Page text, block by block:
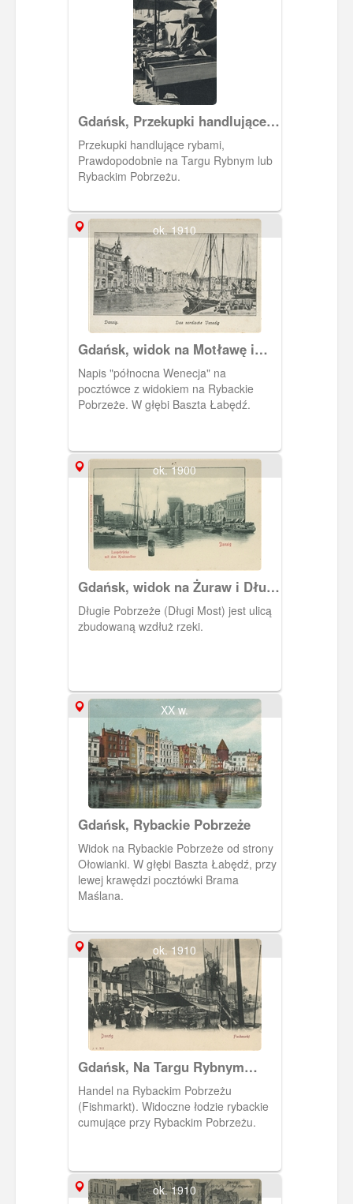
Gdańsk, Przekupki handlujące
rybami
Przekupki handlujące rybami,
Prawdopodobnie na Targu Rybnym lub
Rybackim Pobrzeżu.
ok. 1910
Gdańsk, widok na Motławę i
Rybackie Pobrzeże
Napis "północna Wenecja" na
pocztówce z widokiem na Rybackie
Pobrzeże. W głębi Baszta Łabędź.
ok. 1900
Gdańsk, widok na Żuraw i Długi
Most.
Długie Pobrzeże (Długi Most) jest ulicą
zbudowaną wzdłuż rzeki.
XX w.
Gdańsk, Rybackie Pobrzeże
Widok na Rybackie Pobrzeże od strony
Ołowianki. W głębi Baszta Łabędź, przy
lewej krawędzi pocztówki Brama
Maślana.
ok. 1910
Gdańsk, Na Targu Rybnym
(Fishmarkt)
Handel na Rybackim Pobrzeżu
(Fishmarkt). Widoczne łodzie rybackie
cumujące przy Rybackim Pobrzeżu.
ok. 1910